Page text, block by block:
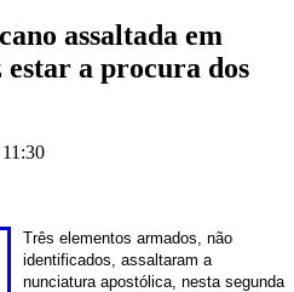
assaltada em
a procura dos
Três elementos armados, não
identificados, assaltaram a
nunciatura apostólica, nesta segunda